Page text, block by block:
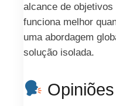
alcance de
funciona melhor
uma abordagem
solução isolada.